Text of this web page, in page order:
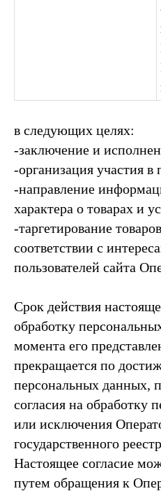
в следующих целях:
-заключение и
-организация участия
-направление
характера о товарах и
-таргетирование
соответствии с
пользователей сайта
Срок действия
обработку
момента его
прекращается по
персональных данных,
согласия на обработку
или исключения
государственного
Настоящее согласие
путем обращения к